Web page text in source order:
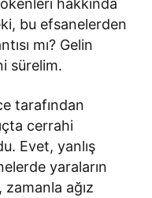
bu efsanelerden
mı? Gelin
sürelim.
tarafından
cerrahi
Evet, yanlış
yaraların
zamanla ağız